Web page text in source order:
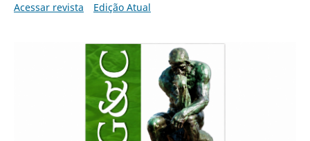
Acessar revista
Edição Atual